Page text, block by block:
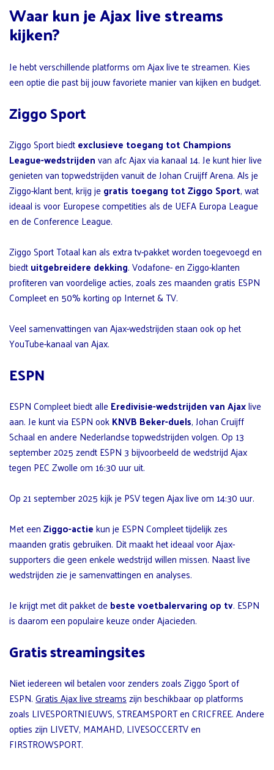
Waar kun je Ajax live streams
kijken?
Je hebt verschillende platforms om Ajax live te streamen. Kies
een optie die past bij jouw favoriete manier van kijken en budget.
Ziggo Sport
Ziggo Sport biedtexclusieve toegang tot Champions
League-wedstrijdenvan afc Ajax via kanaal 14. Je kunt hier live
genieten van topwedstrijden vanuit de Johan Cruijff Arena. Als je
Ziggo-klant bent, krijg jegratis toegang tot Ziggo Sport, wat
ideaal is voor Europese competities als de UEFA Europa League
en de Conference League.
Ziggo Sport Totaal kan als extra tv-pakket worden toegevoegd en
biedtuitgebreidere dekking. Vodafone- en Ziggo-klanten
profiteren van voordelige acties, zoals zes maanden gratis ESPN
Compleet en 50% korting op Internet & TV.
Veel samenvattingen van Ajax-wedstrijden staan ook op het
YouTube-kanaal van Ajax.
ESPN
ESPN Compleet biedt alleEredivisie-wedstrijden van Ajaxlive
aan. Je kunt via ESPN ookKNVB Beker-duels, Johan Cruijff
Schaal en andere Nederlandse topwedstrijden volgen. Op 13
september 2025 zendt ESPN 3 bijvoorbeeld de wedstrijd Ajax
tegen PEC Zwolle om 16:30 uur uit.
Op 21 september 2025 kijk je PSV tegen Ajax live om 14:30 uur.
Met eenZiggo-actiekun je ESPN Compleet tijdelijk zes
maanden gratis gebruiken. Dit maakt het ideaal voor Ajax-
supporters die geen enkele wedstrijd willen missen. Naast live
wedstrijden zie je samenvattingen en analyses.
Je krijgt met dit pakket debeste voetbalervaring op tv. ESPN
is daarom een populaire keuze onder Ajacieden.
Gratis streamingsites
Niet iedereen wil betalen voor zenders zoals Ziggo Sport of
ESPN.Gratis Ajax live streamszijn beschikbaar op platforms
zoals LIVESPORTNIEUWS, STREAMSPORT en CRICFREE. Andere
opties zijn LIVETV, MAMAHD, LIVESOCCERTV en
FIRSTROWSPORT.